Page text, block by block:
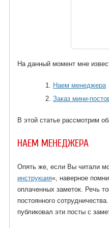
На данный момент мне
Наем менеджера
Заказ мини-
В этой статье рассмотрим
НАЕМ МЕНЕДЖЕРА
Опять же, если Вы читали
инструкция«, наверное
оплаченных заметок. Речь
постоянного
публиковал эти посты с